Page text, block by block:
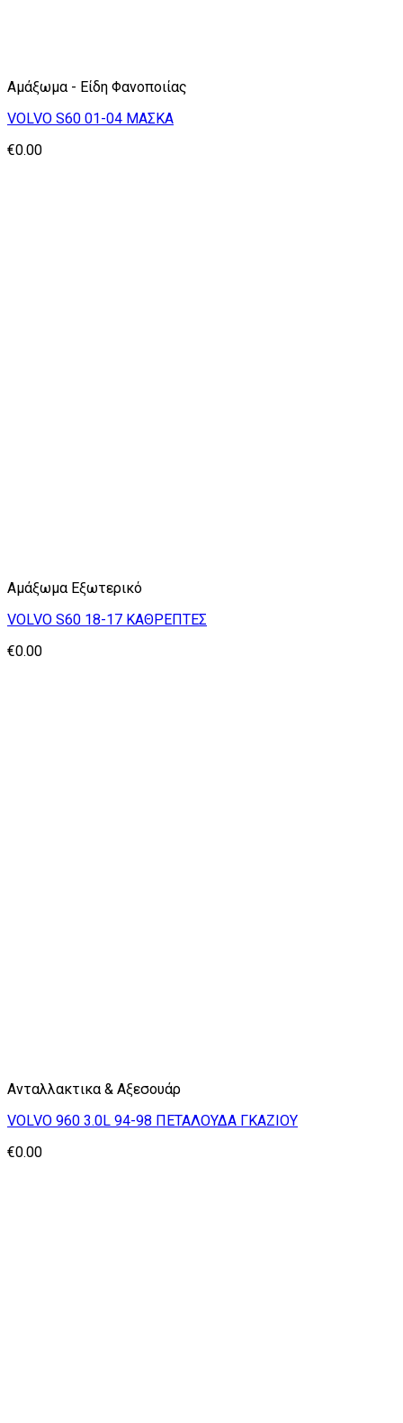
Αμάξωμα - Είδη Φανοποιίας
VOLVO S60 01-04 ΜΑΣΚΑ
€0.00
Αμάξωμα Εξωτερικό
VOLVO S60 18-17 ΚΑΘΡΕΠΤΕΣ
€0.00
Ανταλλακτικα & Αξεσουάρ
VOLVO 960 3.0L 94-98 ΠΕΤΑΛΟΥΔΑ ΓΚΑΖΙΟΥ
€0.00